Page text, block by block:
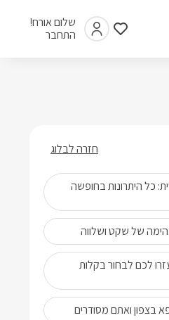
שלום אורח!
התחבר
כל היתרונות בחופשה
של שקט ושלווה
טיפים שיעזרו לכם לבחור בקלות
בצפון ואתם מסודרים
חזרה לבלוג